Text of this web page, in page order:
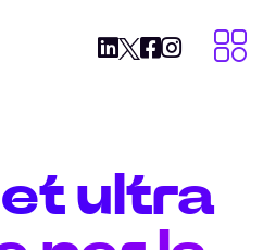
ultra